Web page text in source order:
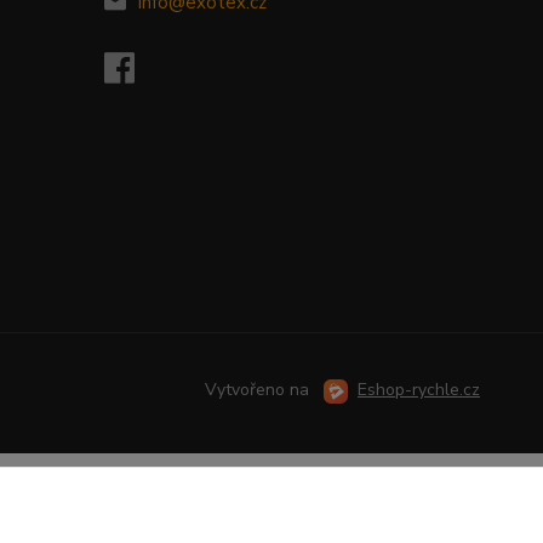
Vytvořeno na Eshop-rychle.cz